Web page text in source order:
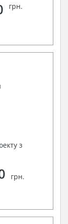
грн.
з
грн.